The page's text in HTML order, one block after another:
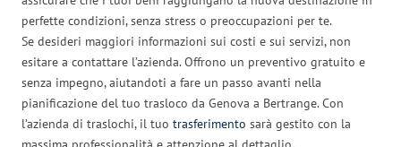
perfette condizioni, senza stress o preoccupazioni per te.
Se desideri maggiori informazioni sui costi e sui servizi, non
esitare a contattare l’azienda. Offrono un preventivo gratuito e
senza impegno, aiutandoti a fare un passo avanti nella
pianificazione del tuo trasloco da Genova a Bertrange. Con
l’azienda di traslochi, il tuo trasferimento sarà gestito con la